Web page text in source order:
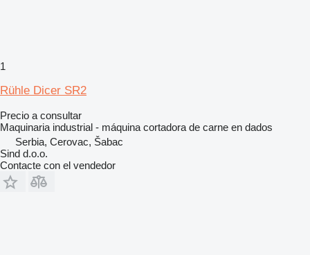
1
Rühle Dicer SR2
Precio a consultar
Maquinaria industrial - máquina cortadora de carne en dados
Serbia, Cerovac, Šabac
Sind d.o.o.
Contacte con el vendedor